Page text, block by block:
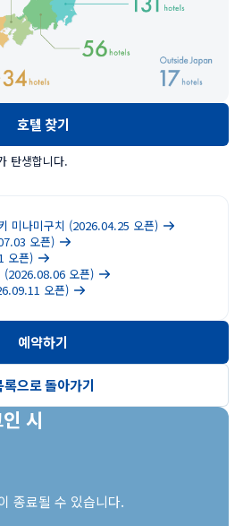
호텔 찾기
탄생합니다.
미나미구치 (2026.04.25 오픈)
오픈)
오픈)
(2026.08.06 오픈)
오픈)
예약하기
록으로 돌아가기
시
종료될 수 있습니다.